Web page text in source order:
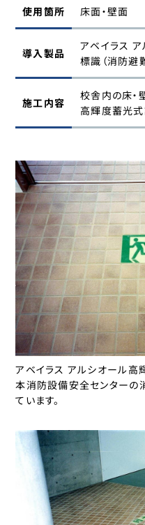
使用箇所 床面・壁面
導入製品
アベイラス
標識（消防避
施工内容
校舎内の床・
高輝度蓄光
アベイラス アルシオール高
本消防設備安全センターの
ています。